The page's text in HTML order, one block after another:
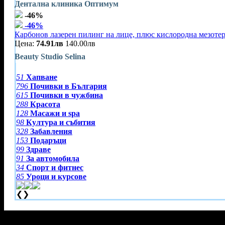
Дентална клиника Оптимум
-46%
-46%
Карбонов лазерен пилинг на лице, плюс кислородна
Цена: 74.91лв 140.00лв
Beauty Studio Selina
51 Хапване
796 Почивки в България
615 Почивки в чужбина
288 Красота
128 Масажи и spa
98 Култура и събития
328 Забавления
153 Подаръци
99 Здраве
91 За автомобила
34 Спорт и фитнес
85 Уроци и курсове
❮ ❯